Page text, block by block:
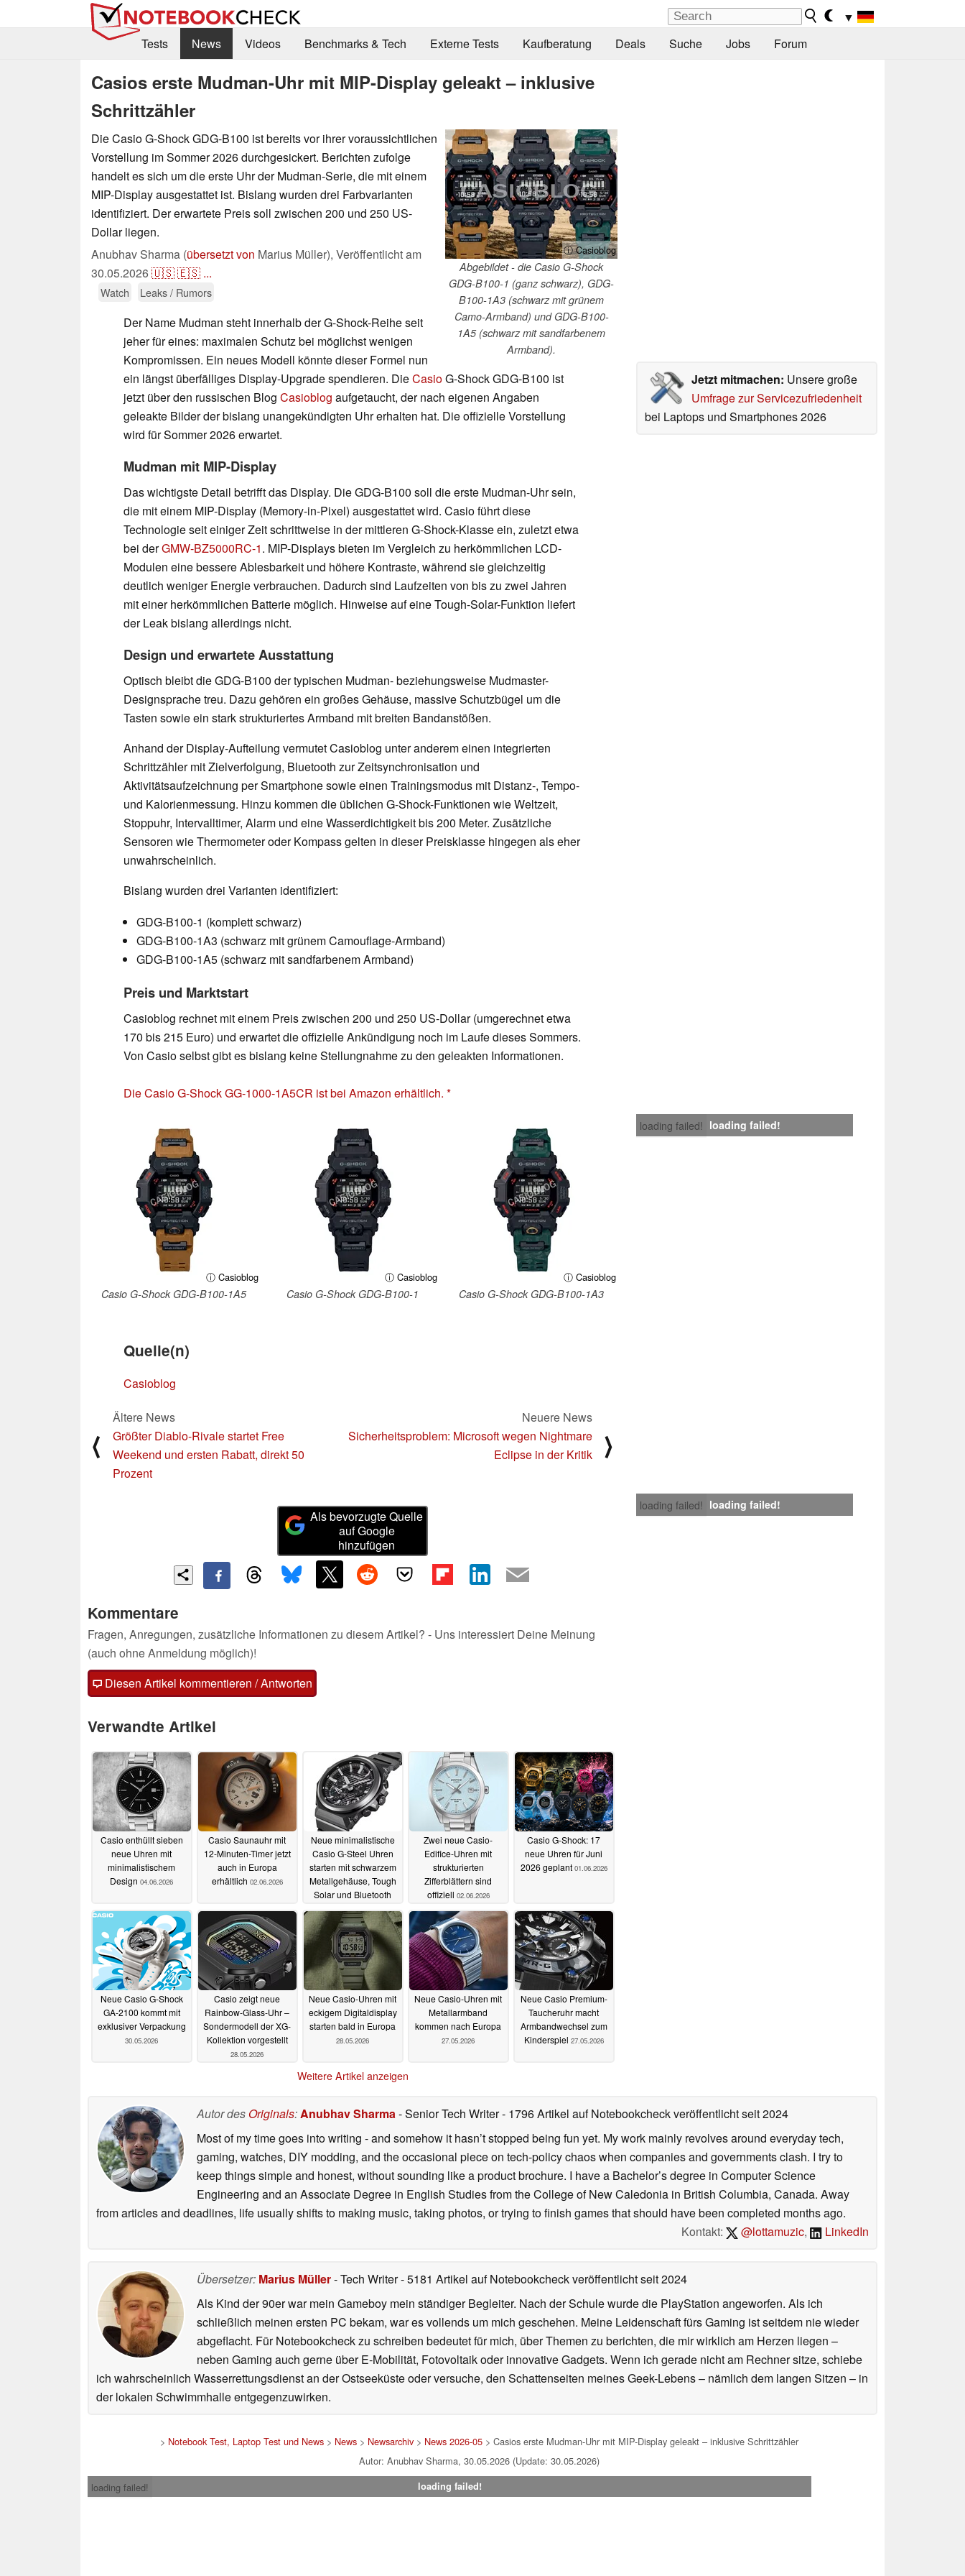
▼
Tests
News Videos Benchmarks & Tech Externe Tests Kaufberatung Deals Suche Jobs Forum
Casios erste Mudman-Uhr mit MIP-Display geleakt – inklusive
Schrittzähler
ⓘ Casioblog
Abgebildet - die Casio G-Shock
GDG-B100-1 (ganz schwarz), GDG-
B100-1A3 (schwarz mit grünem
Camo-Armband) und GDG-B100-
1A5 (schwarz mit sandfarbenem
Armband).
Die Casio G-Shock GDG-B100 ist bereits vor ihrer voraussichtlichen
Vorstellung im Sommer 2026 durchgesickert. Berichten zufolge
handelt es sich um die erste Uhr der Mudman-Serie, die mit einem
MIP-Display ausgestattet ist. Bislang wurden drei Farbvarianten
identifiziert. Der erwartete Preis soll zwischen 200 und 250 US-
Dollar liegen.
Anubhav Sharma (übersetzt von Marius Müller), Veröffentlicht am
30.05.2026🇺🇸🇪🇸 ...
Watch Leaks / Rumors
Jetzt mitmachen: Unsere große
Umfrage zur Servicezufriedenheit
bei Laptops und Smartphones 2026
Der Name Mudman steht innerhalb der G-Shock-Reihe seit
jeher für eines: maximalen Schutz bei möglichst wenigen
Kompromissen. Ein neues Modell könnte dieser Formel nun
ein längst überfälliges Display-Upgrade spendieren. DieCasioG-Shock GDG-B100 ist
jetzt über den russischen Blog Casioblog aufgetaucht, der nach eigenen Angaben
geleakte Bilder der bislang unangekündigten Uhr erhalten hat. Die offizielle Vorstellung
wird für Sommer 2026 erwartet.
Mudman mit MIP-Display
Das wichtigste Detail betrifft das Display. Die GDG-B100 soll die erste Mudman-Uhr sein,
die mit einem MIP-Display (Memory-in-Pixel) ausgestattet wird. Casio führt diese
Technologie seit einiger Zeit schrittweise in der mittleren G-Shock-Klasse ein, zuletzt etwa
bei derGMW-BZ5000RC-1. MIP-Displays bieten im Vergleich zu herkömmlichen LCD-
Modulen eine bessere Ablesbarkeit und höhere Kontraste, während sie gleichzeitig
deutlich weniger Energie verbrauchen. Dadurch sind Laufzeiten von bis zu zwei Jahren
mit einer herkömmlichen Batterie möglich. Hinweise auf eine Tough-Solar-Funktion liefert
der Leak bislang allerdings nicht.
Design und erwartete Ausstattung
Optisch bleibt die GDG-B100 der typischen Mudman- beziehungsweise Mudmaster-
Designsprache treu. Dazu gehören ein großes Gehäuse, massive Schutzbügel um die
Tasten sowie ein stark strukturiertes Armband mit breiten Bandanstößen.
Anhand der Display-Aufteilung vermutet Casioblog unter anderem einen integrierten
Schrittzähler mit Zielverfolgung, Bluetooth zur Zeitsynchronisation und
Aktivitätsaufzeichnung per Smartphone sowie einen Trainingsmodus mit Distanz-, Tempo-
und Kalorienmessung. Hinzu kommen die üblichen G-Shock-Funktionen wie Weltzeit,
Stoppuhr, Intervalltimer, Alarm und eine Wasserdichtigkeit bis 200 Meter. Zusätzliche
Sensoren wie Thermometer oder Kompass gelten in dieser Preisklasse hingegen als eher
unwahrscheinlich.
Bislang wurden drei Varianten identifiziert:
GDG-B100-1 (komplett schwarz)
GDG-B100-1A3 (schwarz mit grünem Camouflage-Armband)
GDG-B100-1A5 (schwarz mit sandfarbenem Armband)
Preis und Marktstart
Casioblog rechnet mit einem Preis zwischen 200 und 250 US-Dollar (umgerechnet etwa
170 bis 215 Euro) und erwartet die offizielle Ankündigung noch im Laufe dieses Sommers.
Von Casio selbst gibt es bislang keine Stellungnahme zu den geleakten Informationen.
Die Casio G-Shock GG-1000-1A5CR ist bei Amazon erhältlich.
loading failed! loading failed!
ⓘ Casioblog
Casio G-Shock GDG-B100-1A5
ⓘ Casioblog
Casio G-Shock GDG-B100-1
ⓘ Casioblog
Casio G-Shock GDG-B100-1A3
Quelle(n)
Casioblog
⟨
Ältere News
Größter Diablo-Rivale startet Free
Weekend und ersten Rabatt, direkt 50
Prozent
Neuere News
Sicherheitsproblem: Microsoft wegen Nightmare
Eclipse in der Kritik
⟩
loading failed! loading failed!
Als bevorzugte Quelle
auf Google
hinzufügen
Kommentare
Fragen, Anregungen, zusätzliche Informationen zu diesem Artikel? - Uns interessiert Deine Meinung
(auch ohne Anmeldung möglich)!
Diesen Artikel kommentieren / Antworten
Verwandte Artikel
Casio enthüllt sieben
neue Uhren mit
minimalistischem
Design 04.06.2026
Casio Saunauhr mit
12-Minuten-Timer jetzt
auch in Europa
erhältlich 02.06.2026
Neue minimalistische
Casio G-Steel Uhren
starten mit schwarzem
Metallgehäuse, Tough
Solar und Bluetooth
02.06.2026
Zwei neue Casio-
Edifice-Uhren mit
strukturierten
Zifferblättern sind
offiziell 02.06.2026
Casio G-Shock: 17
neue Uhren für Juni
2026 geplant 01.06.2026
Neue Casio G-Shock
GA-2100 kommt mit
exklusiver Verpackung
30.05.2026
Casio zeigt neue
Rainbow-Glass-Uhr –
Sondermodell der XG-
Kollektion vorgestellt
28.05.2026
Neue Casio-Uhren mit
eckigem Digitaldisplay
starten bald in Europa
28.05.2026
Neue Casio-Uhren mit
Metallarmband
kommen nach Europa
27.05.2026
Neue Casio Premium-
Taucheruhr macht
Armbandwechsel zum
Kinderspiel 27.05.2026
Weitere Artikel anzeigen
Autor des Originals:Anubhav Sharma- Senior Tech Writer- 1796 Artikel auf Notebookcheck veröffentlichtseit 2024
Most of my time goes into writing - and somehow it hasn’t stopped being fun yet. My work mainly revolves around everyday tech,
gaming, watches, DIY modding, and the occasional piece on tech-policy chaos when companies and governments clash. I try to
keep things simple and honest, without sounding like a product brochure. I have a Bachelor’s degree in Computer Science
Engineering and an Associate Degree in English Studies from the College of New Caledonia in British Columbia, Canada. Away
from articles and deadlines, life usually shifts to making music, taking photos, or trying to finish games that should have been completed months ago.
Kontakt:
@lottamuzic, LinkedIn
Übersetzer: Marius Müller- Tech Writer- 5181 Artikel auf Notebookcheck veröffentlichtseit 2024
Als Kind der 90er war mein Gameboy mein ständiger Begleiter. Nach der Schule wurde die PlayStation angeworfen. Als ich
schließlich meinen ersten PC bekam, war es vollends um mich geschehen. Meine Leidenschaft fürs Gaming ist seitdem nie wieder
abgeflacht. Für Notebookcheck zu schreiben bedeutet für mich, über Themen zu berichten, die mir wirklich am Herzen liegen –
neben Gaming auch gerne über E-Mobilität, Fotovoltaik oder innovative Gadgets. Wenn ich gerade nicht am Rechner sitze, schiebe
ich wahrscheinlich Wasserrettungsdienst an der Ostseeküste oder versuche, den Schattenseiten meines Geek-Lebens – nämlich dem langen Sitzen – in
der lokalen Schwimmhalle entgegenzuwirken.
> Notebook Test, Laptop Test und News> News> Newsarchiv> News 2026-05> Casios erste Mudman-Uhr mit MIP-Display geleakt – inklusive Schrittzähler
Autor: Anubhav Sharma, 30.05.2026 (Update: 30.05.2026)
loading failed!
loading failed!